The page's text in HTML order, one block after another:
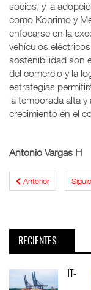
socios, y la
como Koprimo y
enfocarse en la
vehículos
sostenibilidad son
del comercio y la
estrategias
la temporada alta
crecimiento en el
Antonio Vargas H
Anterior
RECIENTES
IT-